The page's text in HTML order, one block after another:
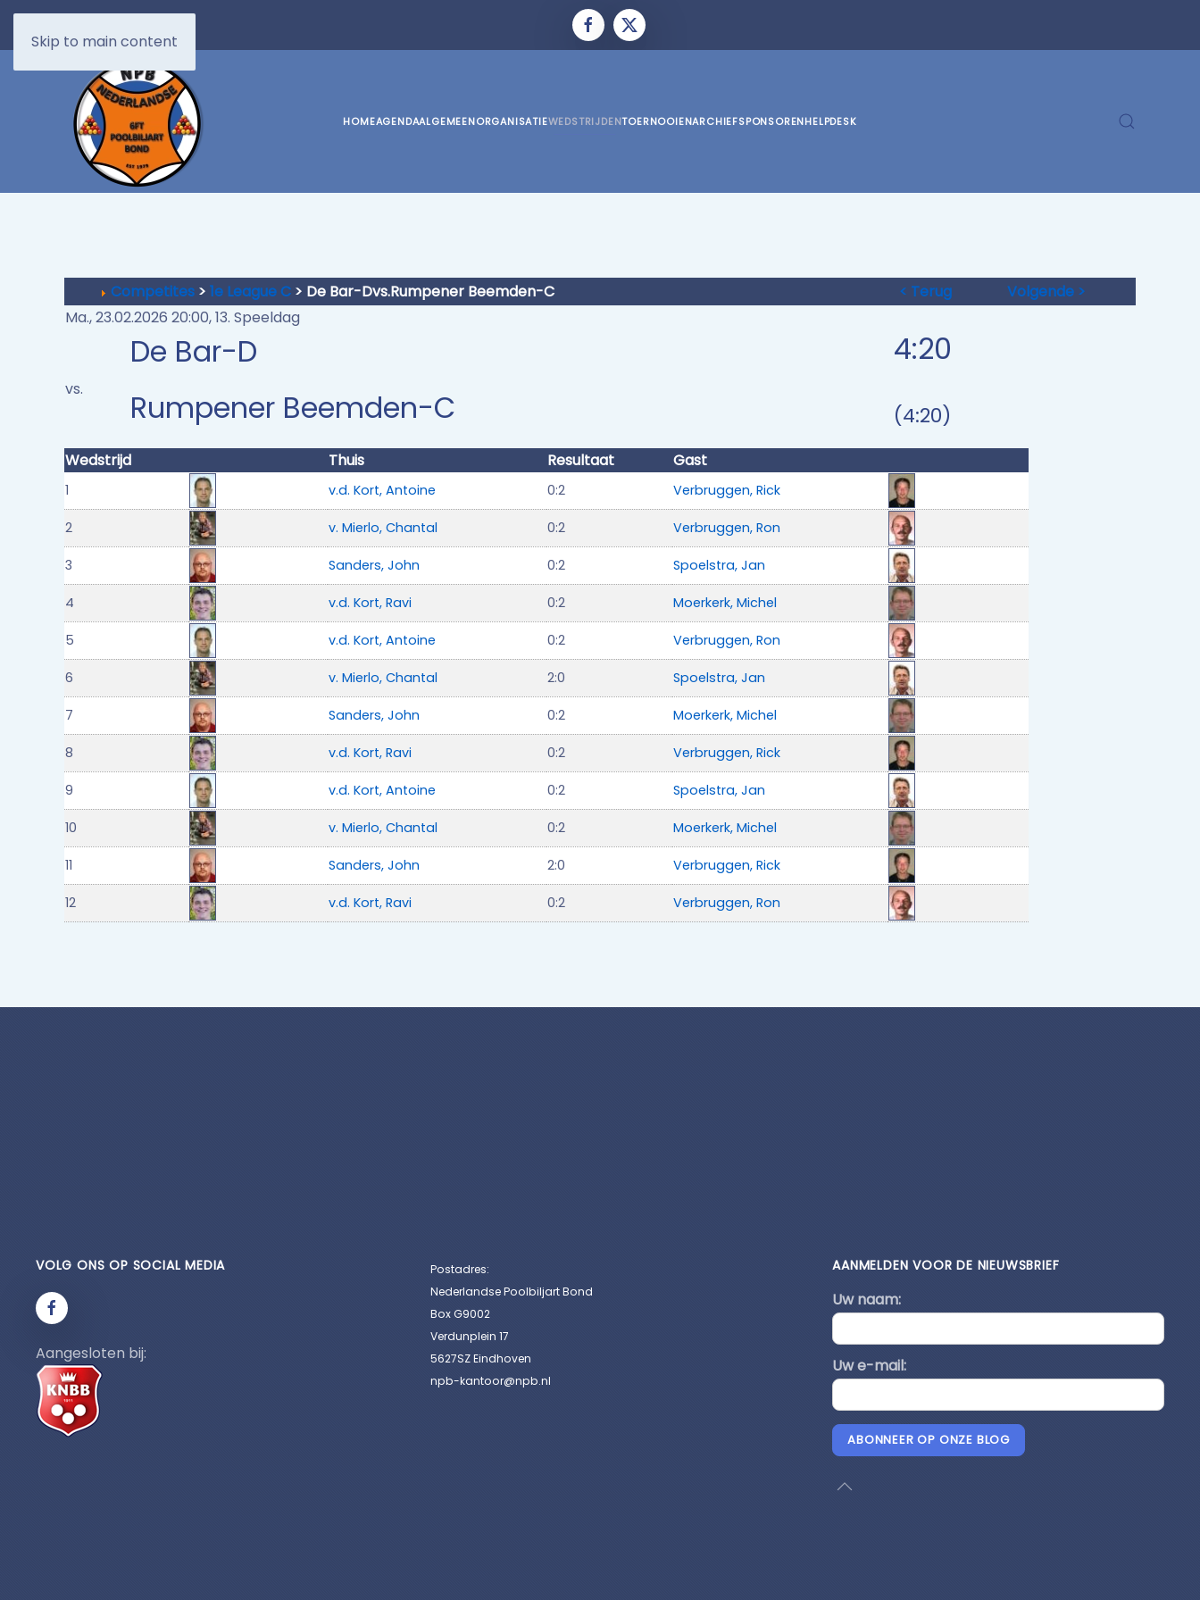
Skip to main content
HOMEAGENDAALGEMEENORGANISATIEWEDSTRIJDENTOERNOOIENARCHIEFSPONSORENHELPDESK
Competites > 1e League C > De Bar-Dvs.Rumpener Beemden-C < Terug
Volgende >
Ma., 23.02.2026 20:00, 13. Speeldag
vs.
De Bar-D
Rumpener Beemden-C
4:20
(4:20)
Wedstrijd Thuis Resultaat Gast
1 v.d. Kort, Antoine 0:2 Verbruggen, Rick
2 v. Mierlo, Chantal 0:2 Verbruggen, Ron
3 Sanders, John 0:2 Spoelstra, Jan
4 v.d. Kort, Ravi 0:2 Moerkerk, Michel
5 v.d. Kort, Antoine 0:2 Verbruggen, Ron
6 v. Mierlo, Chantal 2:0 Spoelstra, Jan
7 Sanders, John 0:2 Moerkerk, Michel
8 v.d. Kort, Ravi 0:2 Verbruggen, Rick
9 v.d. Kort, Antoine 0:2 Spoelstra, Jan
10 v. Mierlo, Chantal 0:2 Moerkerk, Michel
11 Sanders, John 2:0 Verbruggen, Rick
12 v.d. Kort, Ravi 0:2 Verbruggen, Ron
VOLG ONS OP SOCIAL MEDIA
Aangesloten bij:
Postadres:
Nederlandse Poolbiljart Bond
Box G9002
Verdunplein 17
5627SZ Eindhoven
npb-kantoor@npb.nl
AANMELDEN VOOR DE NIEUWSBRIEF
Uw naam:
Uw e-mail:
ABONNEER OP ONZE BLOG